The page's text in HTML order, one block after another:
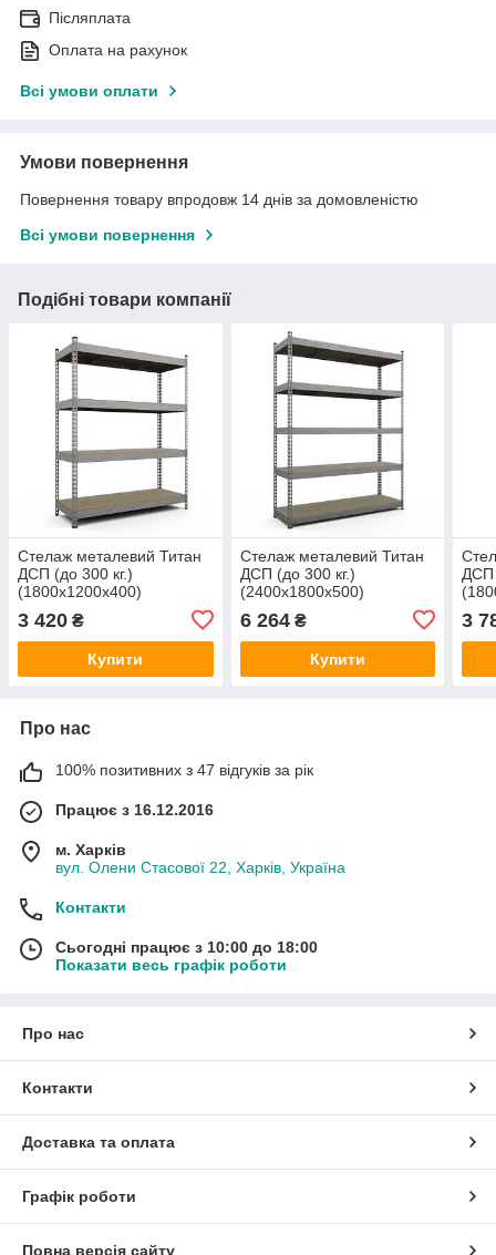
Післяплата
Оплата на рахунок
Всі умови оплати
Умови повернення
Повернення товару впродовж 14 днів за домовленістю
Всі умови повернення
Подібні товари компанії
Стелаж металевий Титан
ДСП (до 300 кг.)
(1800х1200х400)
3 420 ₴
Купити
Стелаж металевий Титан
ДСП (до 300 кг.)
(2400х1800х500)
6 264₴
Купити
ДСП
3
Про нас
100% позитивних з 47 відгуків за рік
Працює з 16.12.2016
м. Харків
вул. Олени Стасової 22, Харків, Україна
Контакти
Сьогодні працює з 10:00 до 18:00
Показати весь графік роботи
Про нас
Контакти
Доставка та оплата
Графік роботи
Повна версія сайту